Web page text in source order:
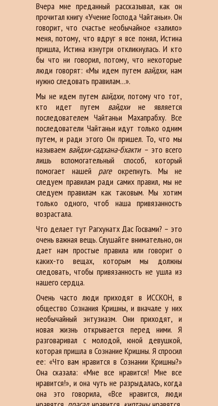
Вчера мне преданный рассказывал, как он
прочитал книгу «Учение Господа Чайтаньи». Он
говорит, что счастье необычайное «залило»
меня, потому, что вдруг я все понял, Истина
пришла, Истина изнутри откликнулась. И кто
бы что ни говорил, потому, что некоторые
люди говорят: «Мы идем путем вайдхи, нам
нужно следовать правилам…».
Мы не идем путем вайдхи, потому что тот,
кто идет путем вайдхине является
последователем Чайтаньи Махапрабху. Все
последователи Чайтаньи идут только одним
путем, и ради этого Он пришел. То, что мы
называем вайдхи-садхана-бхакти– это всего
лишь вспомогательный способ, который
помогает нашей рагеокрепнуть. Мы не
следуем правилам ради самих правил, мы не
следуем правилам как таковым. Мы хотим
только одного, чтоб наша привязанность
возрастала.
Что делает тут Рагхунатх Дас Госвами? – это
очень важная вещь. Слушайте внимательно, он
дает нам простые правила или говорит о
каких-то вещах, которым мы должны
следовать, чтобы привязанность не ушла из
нашего сердца.
Очень часто люди приходят в ИССКОН, в
общество Сознания Кришны, и вначале у них
необычайный энтузиазм. Они приходят, и
новая жизнь открывается перед ними. Я
разговаривал с молодой, юной девушкой,
которая пришла в Сознание Кришны. Я спросил
ее: «Что вам нравится в Сознании Кришны?»
Она сказала: «Мне все нравится! Мне все
нравится!», и она чуть не разрыдалась, когда
она это говорила, «Все нравится, люди